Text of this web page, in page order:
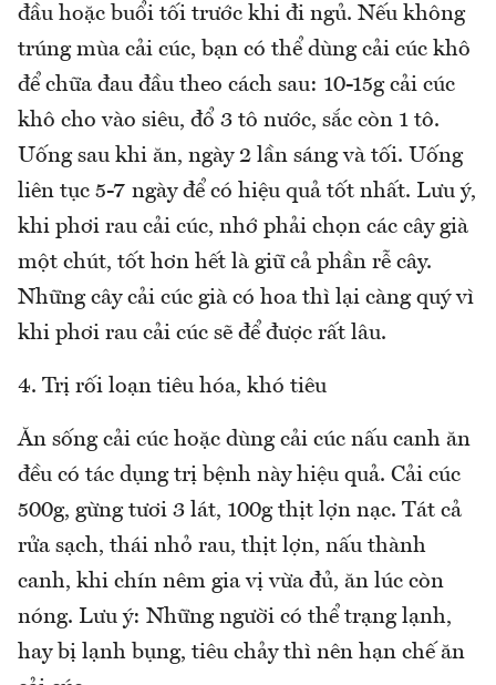
đầu hoặc buổi tối trước khi đi ngủ. Nếu không
trúng mùa cải cúc, bạn có thể dùng cải cúc khô
để chữa đau đầu theo cách sau: 10-15g cải cúc
khô cho vào siêu, đổ 3 tô nước, sắc còn 1 tô.
Uống sau khi ăn, ngày 2 lần sáng và tối. Uống
liên tục 5-7 ngày để có hiệu quả tốt nhất. Lưu ý,
khi phơi rau cải cúc, nhớ phải chọn các cây già
một chút, tốt hơn hết là giữ cả phần rễ cây.
Những cây cải cúc già có hoa thì lại càng quý vì
khi phơi rau cải cúc sẽ để được rất lâu.
4. Trị rối loạn tiêu hóa, khó tiêu
Ăn sống cải cúc hoặc dùng cải cúc nấu canh ăn
đều có tác dụng trị bệnh này hiệu quả. Cải cúc
500g, gừng tươi 3 lát, 100g thịt lợn nạc. Tát cả
rửa sạch, thái nhỏ rau, thịt lợn, nấu thành
canh, khi chín nêm gia vị vừa đủ, ăn lúc còn
nóng. Lưu ý: Những người có thể trạng lạnh,
hay bị lạnh bụng, tiêu chảy thì nên hạn chế ăn